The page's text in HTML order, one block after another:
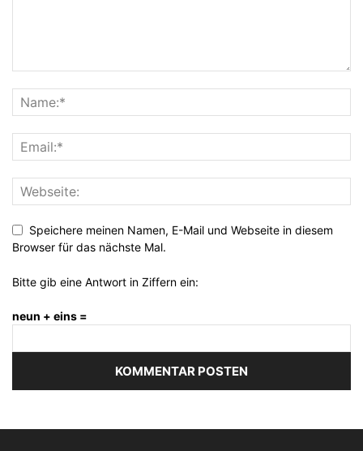
Speichere meinen Namen, E-Mail und Webseite in diesem
Browser für das nächste Mal.
Bitte gib eine Antwort in Ziffern ein:
neun + eins =